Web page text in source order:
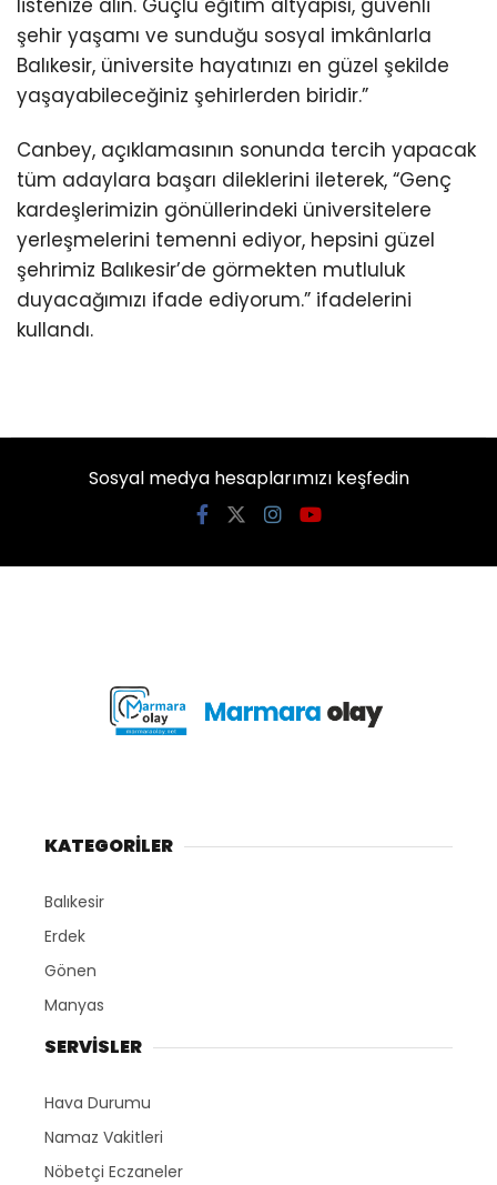
listenize alın. Güçlü eğitim altyapısı, güvenli
şehir yaşamı ve sunduğu sosyal imkânlarla
Balıkesir, üniversite hayatınızı en güzel şekilde
yaşayabileceğiniz şehirlerden biridir.”
Canbey, açıklamasının sonunda tercih yapacak
tüm adaylara başarı dileklerini ileterek, “Genç
kardeşlerimizin gönüllerindeki üniversitelere
yerleşmelerini temenni ediyor, hepsini güzel
şehrimiz Balıkesir’de görmekten mutluluk
duyacağımızı ifade ediyorum.” ifadelerini
kullandı.
Sosyal medya hesaplarımızı keşfedin
KATEGORİLER
Balıkesir
Erdek
Gönen
Manyas
SERVİSLER
Hava Durumu
Namaz Vakitleri
Nöbetçi Eczaneler